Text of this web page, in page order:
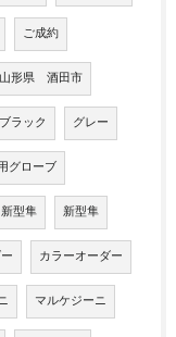
ご成約
山形県 酒田市
ブラック グレー
グローブ
新型隼 新型隼
カラーオーダー
マルケジーニ